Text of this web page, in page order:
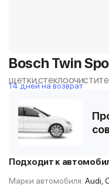
Bosch Twin
щетки
14 дней на возврат
Подходит к
Марки автомобиля: Audi,